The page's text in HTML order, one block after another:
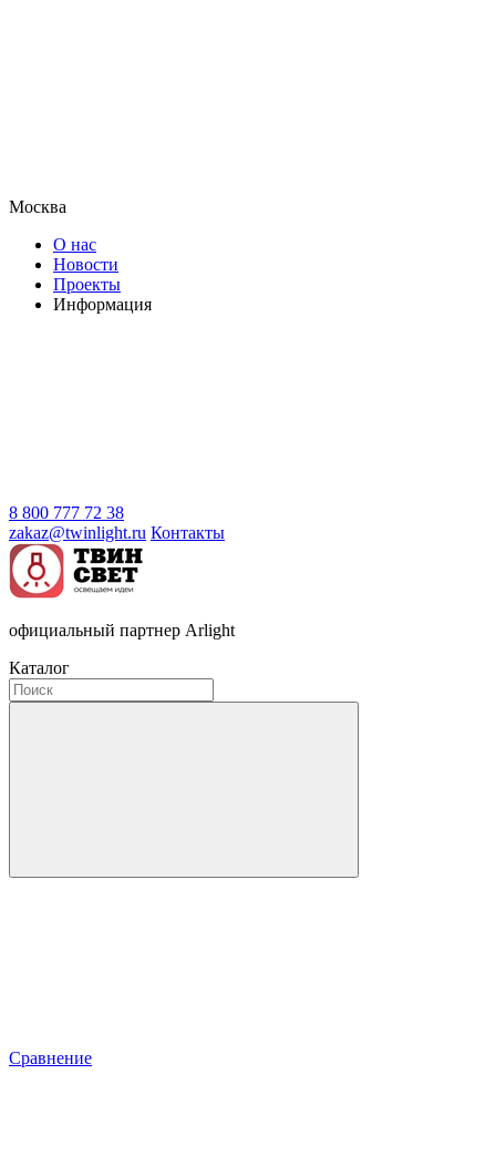
Москва
О нас
Новости
Проекты
Информация
8 800 777 72 38
zakaz@twinlight.ru Контакты
официальный партнер Arlight
Каталог
Сравнение